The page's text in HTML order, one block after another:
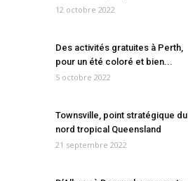
12 octobre 2022
Des activités gratuites à Perth,
pour un été coloré et bien...
5 octobre 2022
Townsville, point stratégique du
nord tropical Queensland
21 septembre 2022